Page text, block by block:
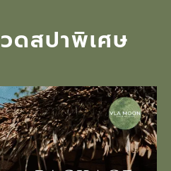
ดสปาพิเศษ